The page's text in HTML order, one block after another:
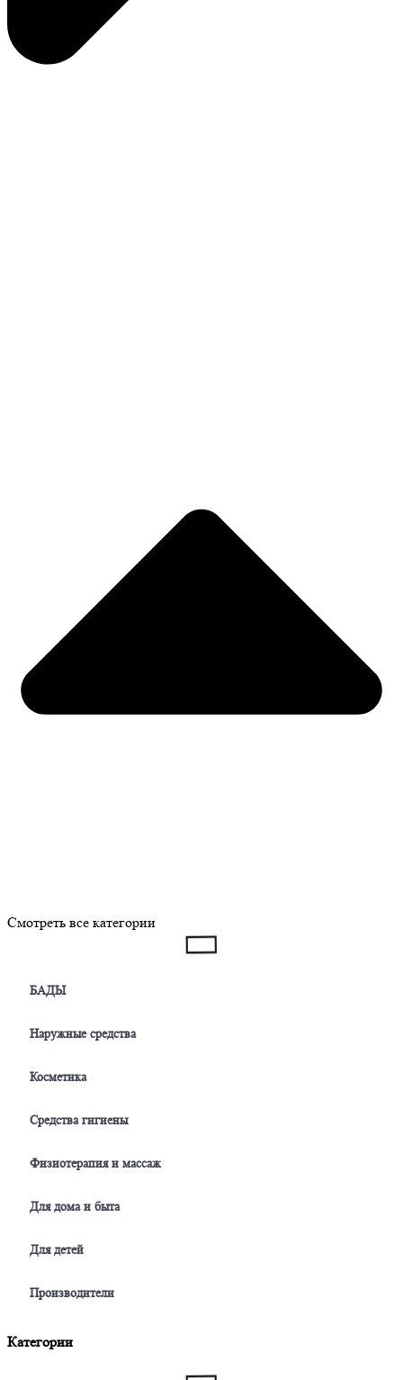
Смотреть все категории
БАДЫ
Наружные средства
Косметика
Средства гигиены
Физиотерапия и массаж
Для дома и быта
Для детей
Производители
Категории